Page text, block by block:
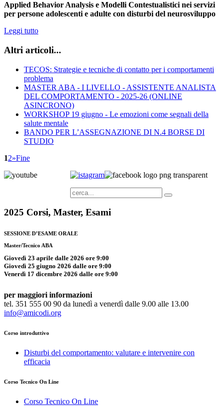
Applied Behavior Analysis e Modelli Contestualistici nei servizi
per persone adolescenti e adulte con disturbi del neurosviluppo
Leggi tutto
Altri articoli...
TECOS: Strategie e tecniche di contatto per i comportamenti
problema
MASTER ABA - I LIVELLO - ASSISTENTE ANALISTA
DEL COMPORTAMENTO - 2025-26 (ONLINE
ASINCRONO)
WORKSHOP 19 giugno - Le emozioni come segnali della
salute mentale
BANDO PER L’ASSEGNAZIONE DI N.4 BORSE DI
STUDIO
12»Fine
2025 Corsi, Master, Esami
SESSIONE D’ESAME ORALE
Master/Tecnico ABA
Giovedì 23 aprile dalle 2026 ore 9:00
Giovedì 25 giugno 2026 dalle ore 9:00
Venerdì 17 dicembre 2026 dalle ore 9:00
per maggiori informazioni
tel. 351 555 00 90 da lunedì a venerdì dalle 9.00 alle 13.00
info@amicodi.org
Corso introduttivo
Disturbi del comportamento: valutare e intervenire con
efficacia
Corso Tecnico On Line
Corso Tecnico On Line